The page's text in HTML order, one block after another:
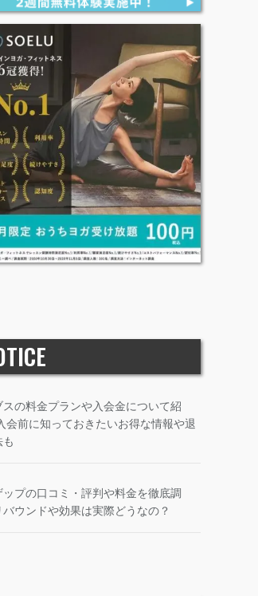
スの料金プランや入会金について紹
会前に知っておきたいお得な情報や退
ップの口コミ・評判や料金を徹底調
バウンドや効果は実際どうなの？